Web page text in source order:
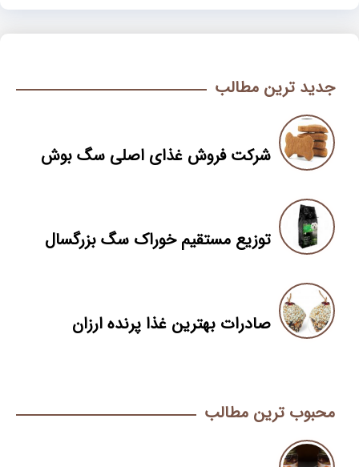
جدید ترین مطالب
شرکت فروش غذای اصلی سگ بوش
توزیع مستقیم خوراک سگ بزرگسال
صادرات بهترین غذا پرنده ارزان
محبوب ترین مطالب